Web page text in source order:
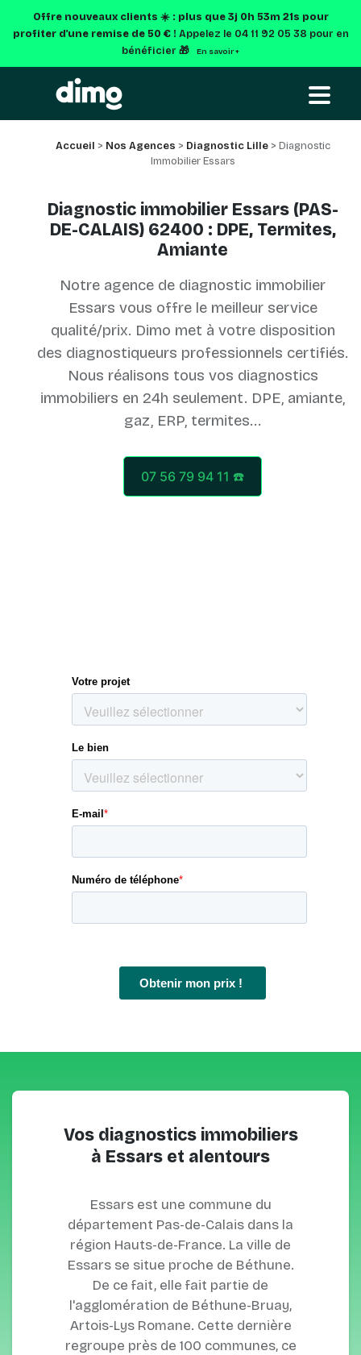
Offre nouveaux clients ☀️ : plus que 3j 0h 53m 20s pour
profiter d'une remise de 50 € ! Appelez le 04 11 92 05 38 pour en
bénéficier 🎁
En savoir +
Accueil > Nos Agences > Diagnostic Lille> Diagnostic
Immobilier Essars
Diagnostic immobilier Essars (PAS-
DE-CALAIS) 62400 : DPE, Termites,
Amiante
Notre agence de diagnostic immobilier
Essars vous offre le meilleur service
qualité/prix. Dimo met à votre disposition
des diagnostiqueurs professionnels certifiés.
Nous réalisons tous vos diagnostics
immobiliers en 24h seulement. DPE, amiante,
07 56 79 94 11 ☎️
Vos diagnostics immobiliers
à Essars et alentours
Essars est une commune du
département Pas-de-Calais dans la
région Hauts-de-France. La ville de
Essars se situe proche de Béthune.
De ce fait, elle fait partie de
l'agglomération de Béthune-Bruay,
Artois-Lys Romane. Cette dernière
regroupe près de 100 communes, ce